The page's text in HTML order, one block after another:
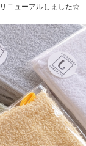
リニューアルしました☆